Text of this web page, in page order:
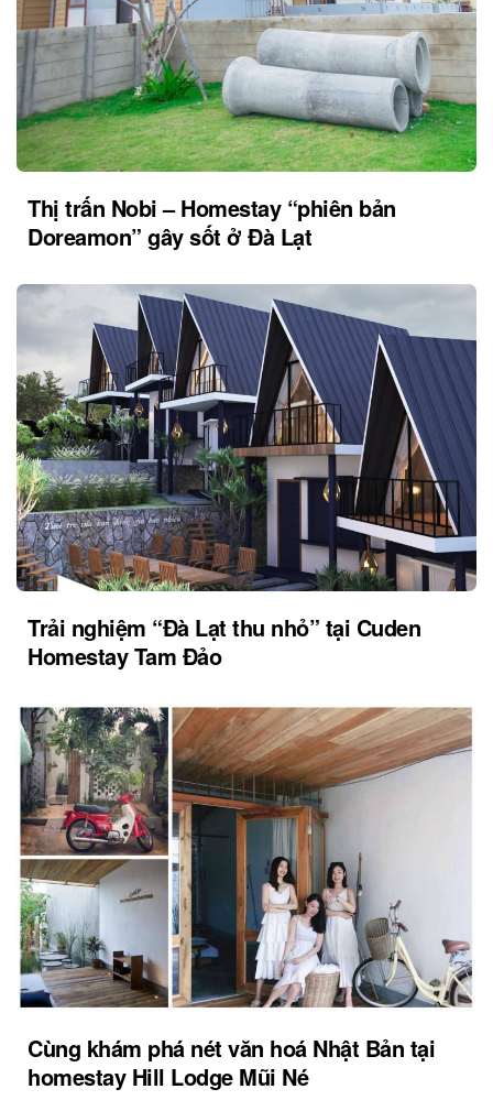
Thị trấn Nobi – Homestay “phiên bản
Doreamon” gây sốt ở Đà Lạt
Trải nghiệm “Đà Lạt thu nhỏ” tại Cuden
Homestay Tam Đảo
Cùng khám phá nét văn hoá Nhật Bản tại
homestay Hill Lodge Mũi Né